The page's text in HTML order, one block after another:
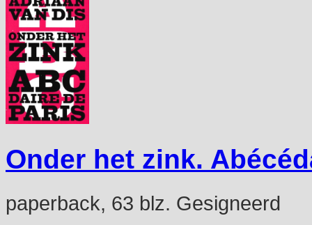
Onder het zink.
paperback, 63 blz. Gesigneerd